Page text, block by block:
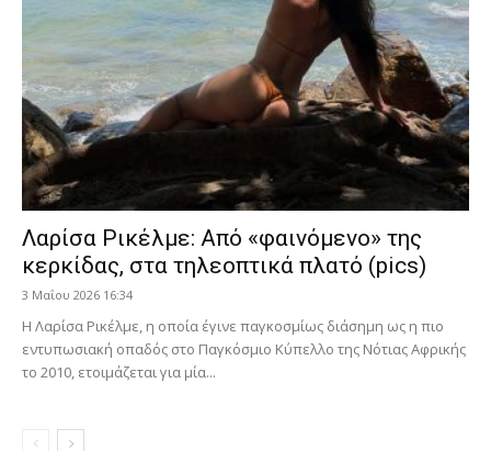
Λαρίσα Ρικέλμε: Από «φαινόμενο» της
κερκίδας, στα τηλεοπτικά πλατό (pics)
3 Μαΐου 2026 16:34
Η Λαρίσα Ρικέλμε, η οποία έγινε παγκοσμίως διάσημη ως η πιο
εντυπωσιακή οπαδός στο Παγκόσμιο Κύπελλο της Νότιας Αφρικής
το 2010, ετοιμάζεται για μία...